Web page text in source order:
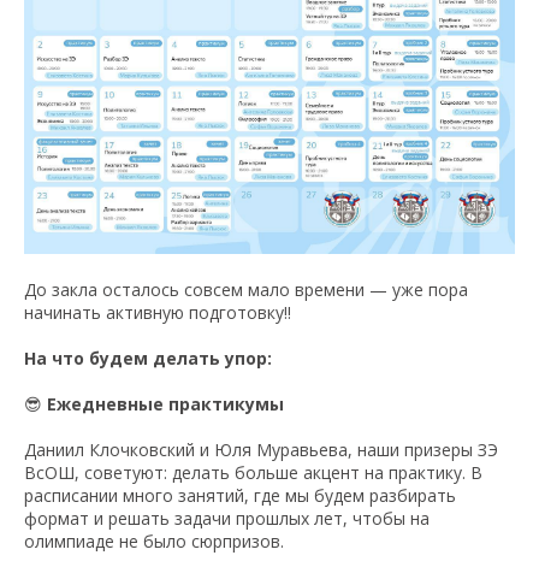
До закла осталось совсем мало времени — уже пора
начинать активную подготовку!!
На что будем делать упор:
😎 Ежедневные практикумы
Даниил Клочковский и Юля Муравьева, наши призеры ЗЭ
ВсОШ, советуют: делать больше акцент на практику. В
расписании много занятий, где мы будем разбирать
формат и решать задачи прошлых лет, чтобы на
олимпиаде не было сюрпризов.